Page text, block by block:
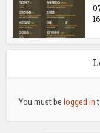
You must be logged in